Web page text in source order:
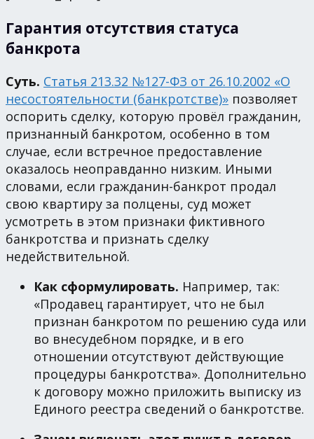
Гарантия отсутствия статуса
банкрота
Суть. Статья 213.32 №127-ФЗ от 26.10.2002 «О
несостоятельности (банкротстве)» позволяет
оспорить сделку, которую провёл гражданин,
признанный банкротом, особенно в том
случае, если встречное предоставление
оказалось неоправданно низким. Иными
словами, если гражданин-банкрот продал
свою квартиру за полцены, суд может
усмотреть в этом признаки фиктивного
банкротства и признать сделку
недействительной.
Как сформулировать. Например, так:
«Продавец гарантирует, что не был
признан банкротом по решению суда или
во внесудебном порядке, и в его
отношении отсутствуют действующие
процедуры банкротства». Дополнительно
к договору можно приложить выписку из
Единого реестра сведений о банкротстве.